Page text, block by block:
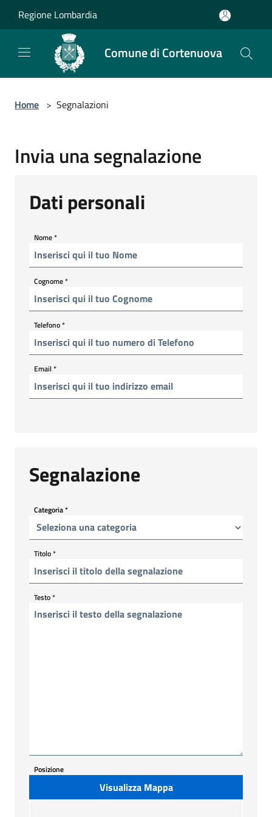
Regione Lombardia
Comune di Cortenuova
Home > Segnalazioni
Invia una segnalazione
Dati personali
Nome*
Cognome*
Telefono*
Email*
Segnalazione
Categoria*
Titolo*
Testo*
Posizione
Visualizza Mappa